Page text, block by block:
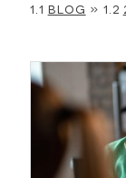
Blog »